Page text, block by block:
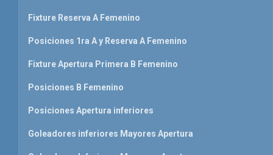
Fixture Reserva A Femenino
Posiciones 1ra A y Reserva A Femenino
Fixture Apertura Primera B Femenino
Posiciones B Femenino
Posiciones Apertura inferiores
Goleadores inferiores Mayores Apertura